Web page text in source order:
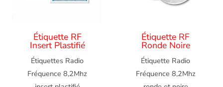
Étiquette RF
Insert Plastifié
Étiquettes Radio
Fréquence 8,2Mhz
Étiquette RF
Ronde Noire
Étiquette Radio
Fréquence 8,2Mhz